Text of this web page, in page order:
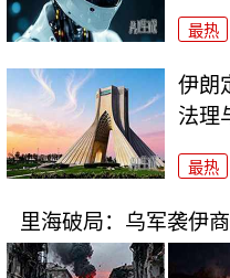
最热
伊朗
法理
最热
里海破局：乌军袭伊